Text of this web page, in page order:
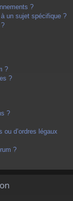
?
un sujet spécifique ?
?
?
?
ou d’ordres légaux
?